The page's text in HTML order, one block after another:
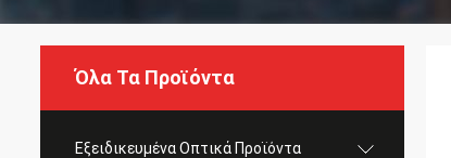
Όλα Τα Προϊόντα
Εξειδικευμένα Οπτικά Προϊόντα